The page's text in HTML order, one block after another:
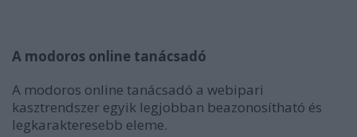
A modoros online tanácsadó
A modoros online tanácsadó a webipari
kasztrendszer egyik legjobban beazonosítható és
legkarakteresebb eleme.